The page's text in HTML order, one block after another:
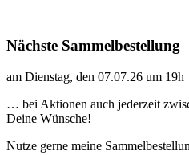
Nächste Sammelbestellung
am Dienstag, den 07.07.26 um 19h
… bei Aktionen auch jederzeit
Deine Wünsche!
Nutze gerne meine